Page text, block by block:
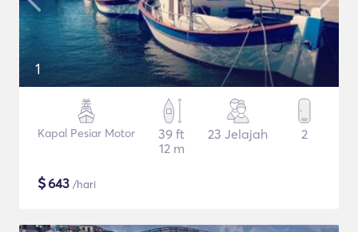
1
Kapal Pesiar Motor
39 ft
12 m
23 Jelajah 2
$643 /hari